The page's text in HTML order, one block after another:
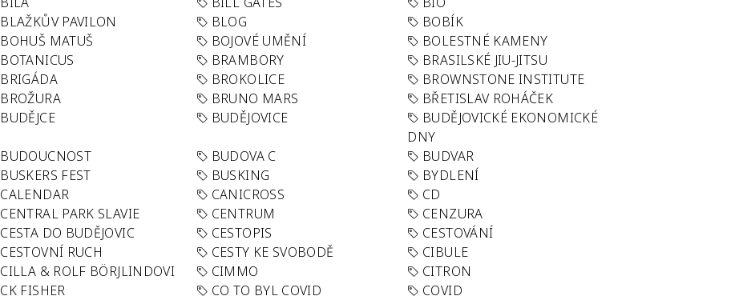
BLAŽKŮV PAVILON BLOG
BOBÍK
BOHUŠ MATUŠ BOJOVÉ UMĚNÍ
BOLESTNÉ KAMENY
BOTANICUS BRAMBORY
BRASILSKÉ JIU-JITSU
BRIGÁDA BROKOLICE
BROWNSTONE INSTITUTE
BROŽURA BRUNO MARS
BŘETISLAV ROHÁČEK
BUDĚJCE BUDĚJOVICE
BUDĚJOVICKÉ EKONOMICKÉ
DNY
BUDOUCNOST BUDOVA C
BUDVAR
BUSKERS FEST BUSKING
BYDLENÍ
CALENDAR CANICROSS
CD
CENTRAL PARK SLAVIE CENTRUM
CENZURA
CESTA DO BUDĚJOVIC CESTOPIS
CESTOVÁNÍ
CESTOVNÍ RUCH CESTY KE SVOBODĚ
CIBULE
CILLA & ROLF BÖRJLINDOVI CIMMO
CITRON
CK FISHER CO TO BYL COVID
COVID